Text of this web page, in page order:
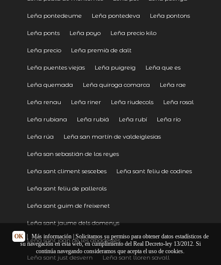
Leña pontedeume Leña pontedeva Leña pontons
Leña ponts Leña poyo Leña precio kilo
Leña precio Leña premià de dalt
Leña puentes viejas Leña puigreig Leña que es
Leña quemada Leña quiroga comarca Leña rae
Leña renau Leña riner Leña riudecols Leña rosal
Leña rubiana Leña rubiá Leña rubí Leña río
Leña rúa Leña san martín de valdeiglesias
Leña san sebastián de los reyes
Leña sant climent sescebes Leña sant feliu de codines
Leña sant feliu de pallerols
Leña sant guim de freixenet
Leña sant jaume dels domenys
Leña sant joan de les abadesses
Leña sant just desvern Leña sant lloren savall
OK Más información| Solicitamos su permiso para obtener datos estadísticos de
su navegación en esta web, en cumplimiento del Real Decreto-ley 13/2012. Si
continúa navegando consideramos que acepta el uso de cookies.